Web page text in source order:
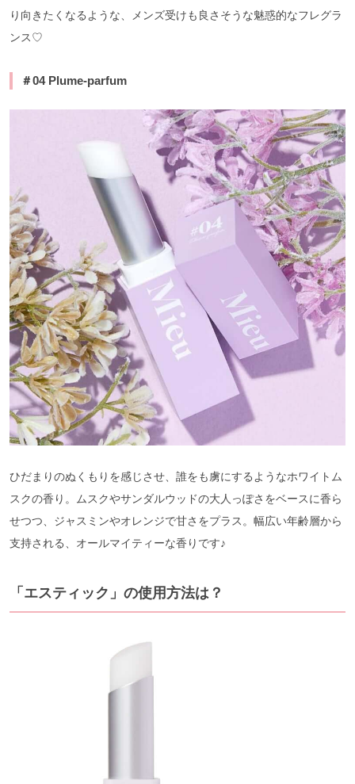
り向きたくなるような、メンズ受けも良さそうな魅惑的なフレグラ
ンス♡
＃04 Plume-parfum
ひだまりのぬくもりを感じさせ、誰をも虜にするようなホワイトム
スクの香り。ムスクやサンダルウッドの大人っぽさをベースに香ら
せつつ、ジャスミンやオレンジで甘さをプラス。幅広い年齢層から
支持される、オールマイティーな香りです♪
「エスティック」の使用方法は？